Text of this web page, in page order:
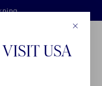
kr. og fri retur
USA